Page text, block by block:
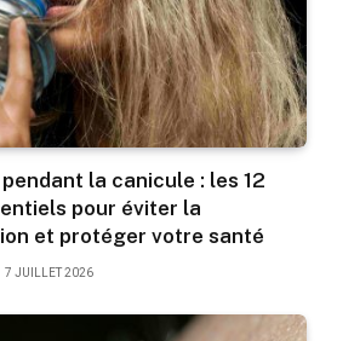
la canicule : les 12
pour éviter la
et protéger votre santé
7 JUILLET 2026